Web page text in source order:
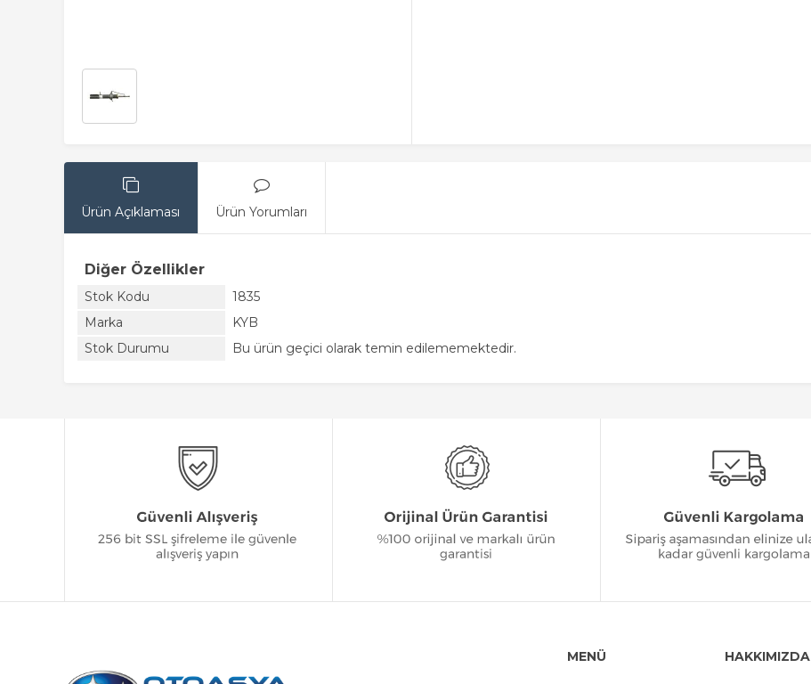
Ürün Açıklaması Ürün Yorumları
Diğer Özellikler
Stok Kodu
1835
Marka
KYB
Stok Durumu
Bu ürün geçici olarak temin edilememektedir.
MENÜ HAKKIMIZDA